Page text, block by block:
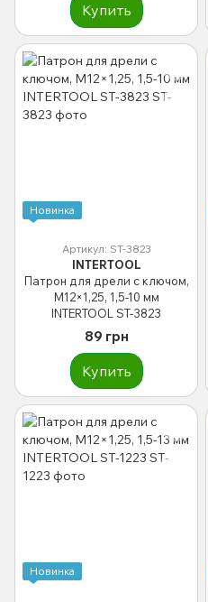
Купить
Новинка
Артикул: ST-3823
INTERTOOL
Патрон для дрели с ключом,
M12×1,25, 1,5-10 мм
INTERTOOL ST-3823
89 грн
Купить
Новинка